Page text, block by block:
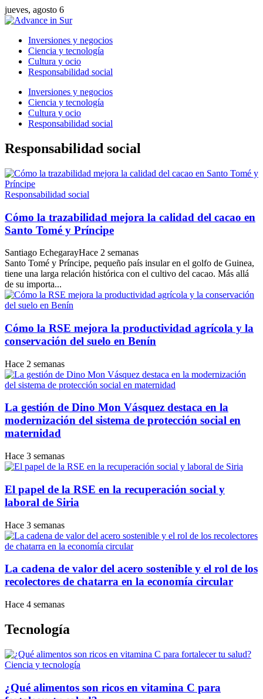
jueves, agosto 6
Inversiones y negocios
Ciencia y tecnología
Cultura y ocio
Responsabilidad social
Inversiones y negocios
Ciencia y tecnología
Cultura y ocio
Responsabilidad social
Responsabilidad social
Responsabilidad social
Cómo la trazabilidad mejora la calidad del cacao en
Santo Tomé y Príncipe
Santiago EchegarayHace 2 semanas
Santo Tomé y Príncipe, pequeño país insular en el golfo de Guinea,
tiene una larga relación histórica con el cultivo del cacao. Más allá
de su importa...
Cómo la RSE mejora la productividad agrícola y la
conservación del suelo en Benín
Hace 2 semanas
La gestión de Dino Mon Vásquez destaca en la
modernización del sistema de protección social en
maternidad
Hace 3 semanas
El papel de la RSE en la recuperación social y
laboral de Siria
Hace 3 semanas
La cadena de valor del acero sostenible y el rol de los
recolectores de chatarra en la economía circular
Hace 4 semanas
Tecnología
Ciencia y tecnología
¿Qué alimentos son ricos en vitamina C para